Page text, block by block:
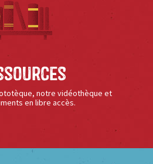
notre vidéothèque et
en libre accès.